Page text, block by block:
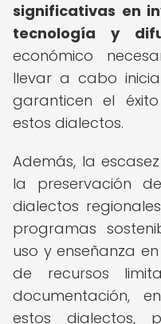
significativas en
tecnología y
económico
llevar a cabo
garanticen el
estos dialectos.
Además, la
la preservación
dialectos
programas
uso y enseñanza
de recursos
documentación,
estos dialectos,